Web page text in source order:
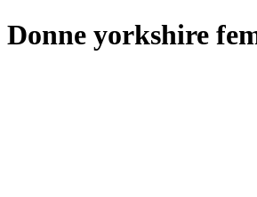
Donne yorkshire